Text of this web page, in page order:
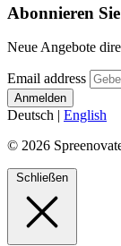
Abonnieren
Neue Angebote
Email address
Deutsch | English
© 2026
Schließen